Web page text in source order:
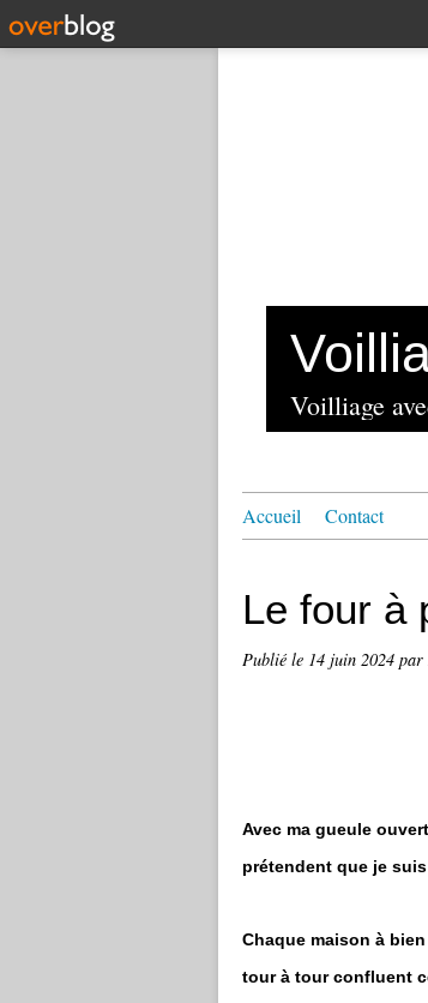
Voilliage
Accueil Contact
Le four à
Publié le 14 juin 2024 par
Avec ma gueule
prétendent que je
Chaque maison à
tour à tour confluent